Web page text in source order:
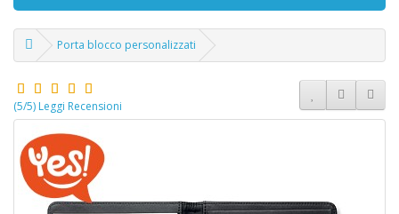
Porta blocco personalizzati
(5/5) Leggi Recensioni